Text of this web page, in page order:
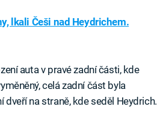
lkali Češi nad Heydrichem.
auta v pravé zadní části, kde
celá zadní část byla
na straně, kde seděl Heydrich.